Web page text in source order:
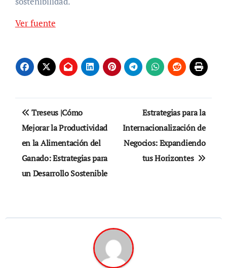
Ver fuente
Navegación
de
entradas
Treseus |Cómo
Mejorar la Productividad
en la Alimentación del
Ganado: Estrategias para
un Desarrollo Sostenible
Estrategias para la
Internacionalización de
Negocios: Expandiendo
tus Horizontes